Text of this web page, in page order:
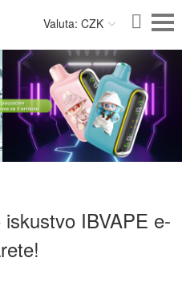
Valuta: CZK
IBVAPE e-